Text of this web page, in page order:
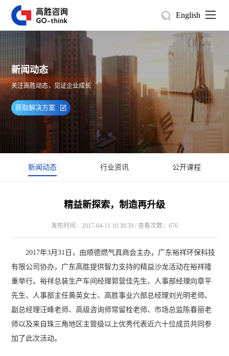
English
新闻动态
关注高胜动态，见证企业成长
获取解决方案
新闻动态 行业资讯 公开课程
精益新探索，制造再升级
发布时间：2017-04-11 10:39:59 / 查看次数：676
2017年3月31日，由顺德燃气具商会主办，广东裕祥环保科技
有限公司协办，广东高胜提供智力支持的精益沙龙活动在裕祥隆
重举行。裕祥总装生产车间经理郭营佳先生、人事部经理向章平
先生、人事部主任黄英女士、高胜事业六部总经理刘光明老师、
副总经理汪峰老师、高级咨询师常留栓老师、市场总监陈春丽老
师以及来自珠三角地区主管级以上优秀代表近六十位成员共同参
加了此次活动。